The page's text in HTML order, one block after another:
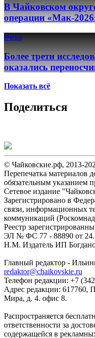
В Чайковском
операции «Мак-
вчера
Более трети
оказались
Показать всё
Поделиться
© Чайковские.рф, 2013-
Перепечатка материалов
обязательным указанием
Сетевое издание
Зарегистрировано в
связи, информационных
коммуникаций
Реестр
ЭЛ № ФС 77 - 88890 от
Н.М. Издатель ИП
Главный редактор -
redaktor@chaikovskie.ru
Телефон редакции: +7
Адрес редакции: 617760,
Мира, д. 4. офис 8.
Распространяется
ответственности за
содержащейся в